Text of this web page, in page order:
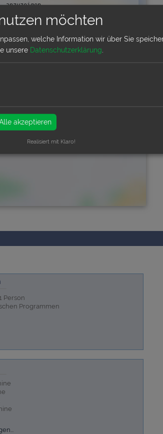
anzuzeigen.
Mehr erfahren
Karte anzeigen
immer anzeigen
Person
Programmen
möchten
welche Information wir über Sie
unsere Datenschutzerklärung
akzeptieren
Realisiert mit Klaro!